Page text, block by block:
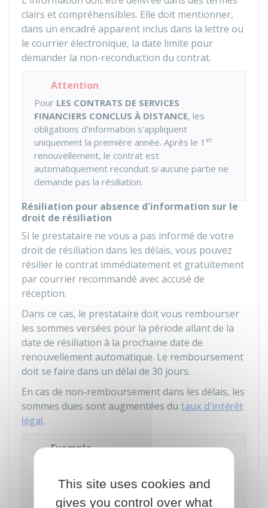
clairs et compréhensibles. Elle doit mentionner,
dans un encadré apparent inclus dans la lettre ou
le courrier électronique, la date limite pour
demander la non-reconduction du contrat.
Attention
Pour LES CONTRATS DE SERVICES
FINANCIERS CONCLUS À DISTANCE, les
obligations d'information s'appliquent
uniquement la première année. Après le 1 er
renouvellement, le contrat est
automatiquement reconduit si aucune partie ne
demande pas la résiliation.
Résiliation pour absence d'information sur le
droit de résiliation
Si le prestataire ne vous a pas informé de votre
droit de résiliation dans les délais, vous pouvez
résilier le contrat immédiatement et gratuitement
par courrier recommandé avec accusé de
réception.
Dans ce cas, le prestataire doit vous rembourser
les sommes versées pour la période allant de la
date de résiliation à la prochaine date de
renouvellement automatique. Le remboursement
doit se faire dans un délai de 30 jours.
En cas de non-remboursement dans les délais, les
sommes dues sont augmentées du taux d'intérêt
légal.
Exemple
mois et que vous avez demandé la résiliation le
du mois, votre prestataire doit vous
rembourser les frais pour la période qui va du
This site uses cookies and
gives you control over what